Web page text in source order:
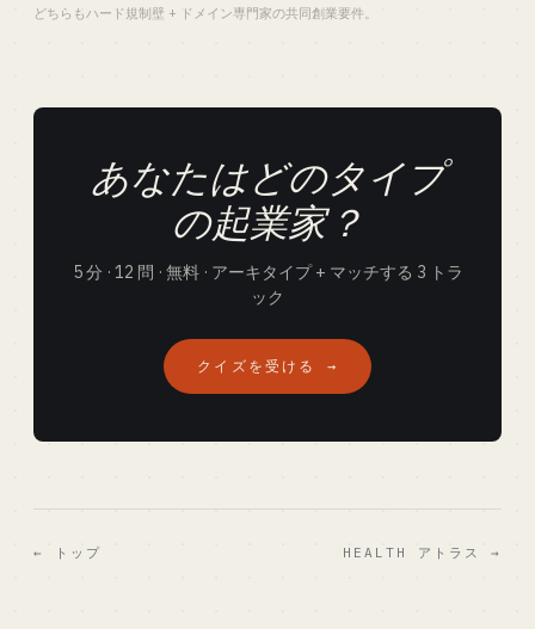
どちらもハード規制壁 + ドメイン専門家の共同創業要件。
あなたはどのタイプ
の起業家？
5 分 · 12 問 · 無料 · アーキタイプ + マッチする 3 トラ
ック
クイズを受ける →
← トップ HEALTH アトラス →